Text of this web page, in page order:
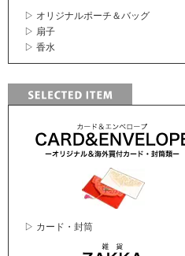
▷ オリジナルポーチ＆バッグ
▷ 扇子
▷ 香水
▷ カード・封筒